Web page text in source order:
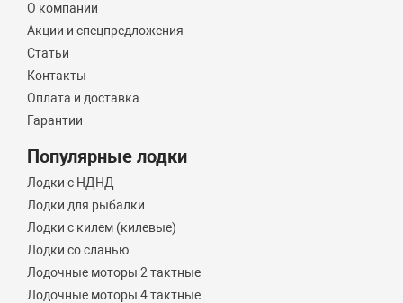
О компании
Акции и спецпредложения
Статьи
Контакты
Оплата и доставка
Гарантии
Популярные лодки
Лодки с НДНД
Лодки для рыбалки
Лодки с килем (килевые)
Лодки со сланью
Лодочные моторы 2 тактные
Лодочные моторы 4 тактные